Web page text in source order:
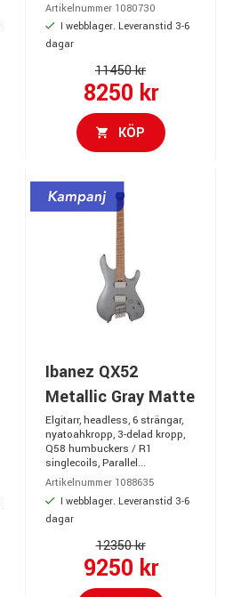
Artikelnummer 1080730
I webblager. Leveranstid 3-6
dagar
11450 kr
8250 kr
KÖP
Ibanez QX52
Metallic Gray Matte
Elgitarr, headless, 6 strängar,
nyatoahkropp, 3-delad kropp,
Q58 humbuckers / R1
singlecoils, Parallel...
Artikelnummer 1088635
I webblager. Leveranstid 3-6
dagar
12350 kr
9250 kr